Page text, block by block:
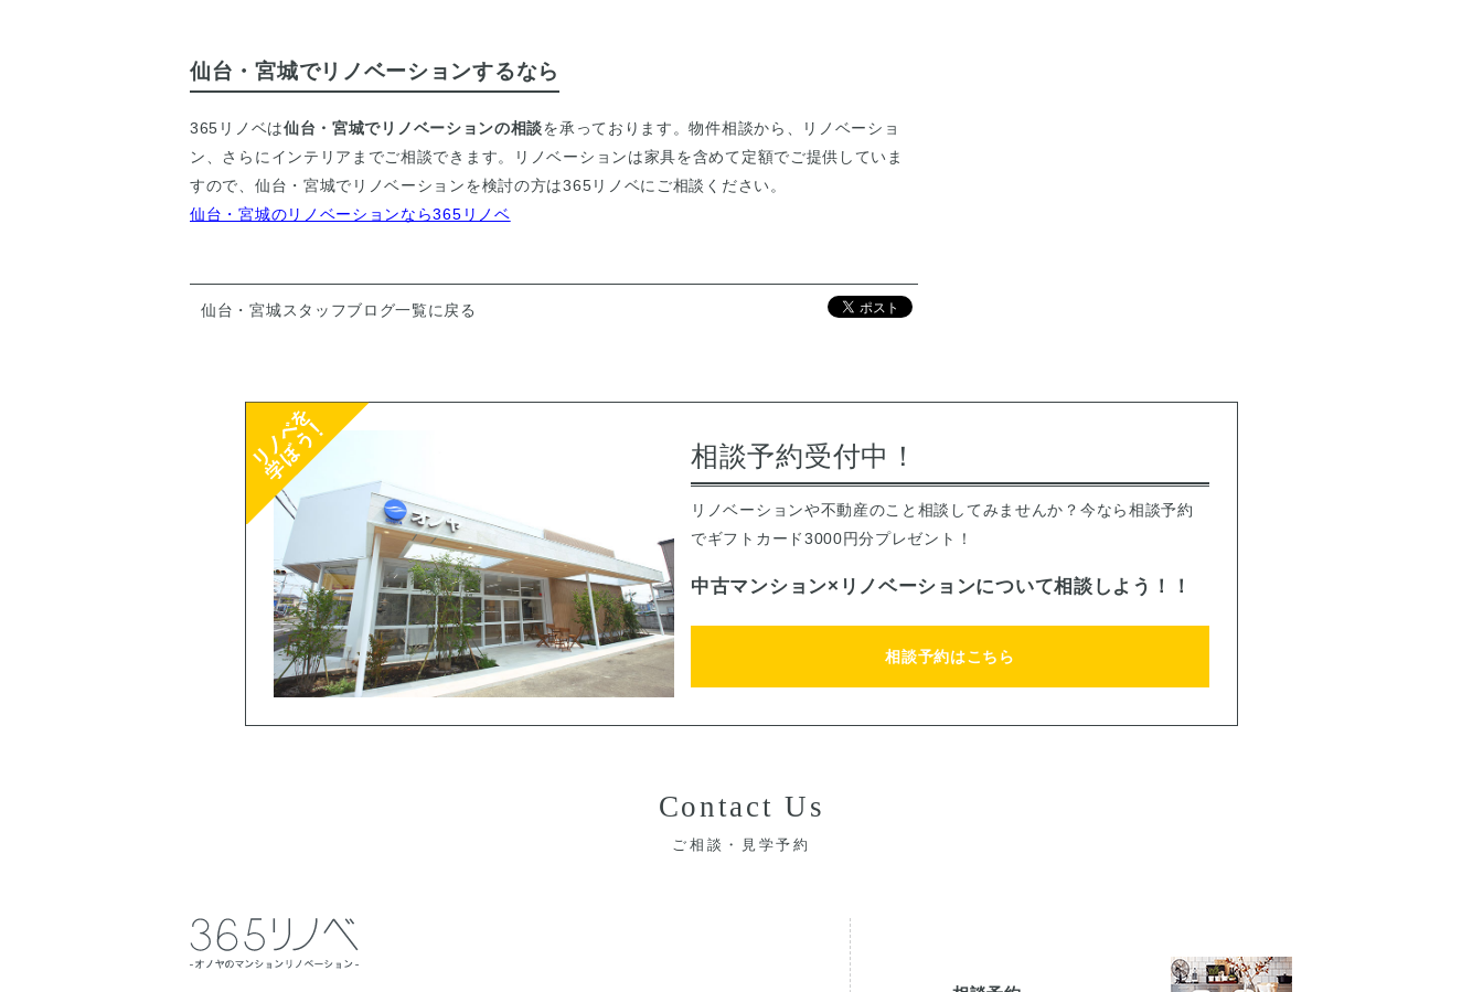
仙台・宮城でリノベーションするなら
365リノベは仙台・宮城でリノベーションの相談を承っております。物件相談から、リノベーショ
ン、さらにインテリアまでご相談できます。リノベーションは家具を含めて定額でご提供していま
すので、仙台・宮城でリノベーションを検討の方は365リノベにご相談ください。
仙台・宮城のリノベーションなら365リノベ
仙台・宮城スタッフブログ一覧に戻る
相談予約受付中！
リノベーションや不動産のこと相談してみませんか？今なら相談予約
でギフトカード3000円分プレゼント！
中古マンション×リノベーションについて相談しよう！！
相談予約はこちら
Contact Us
ご相談・見学予約